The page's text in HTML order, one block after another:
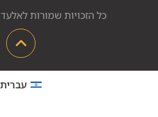
כל הזכויות שמורות לאלעד יציקות 2024 ©
עברית